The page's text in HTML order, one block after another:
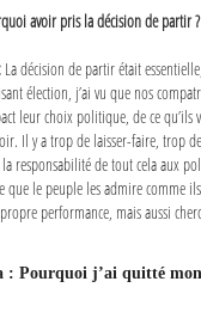
avoir pris la décision de partir
La décision de partir était
élection, j’ai vu que nos
leur choix politique, de ce
Il y a trop de laisser-faire, trop
responsabilité de tout cela aux
que le peuple les admire comme
performance, mais aussi
: Pourquoi j’ai quitté